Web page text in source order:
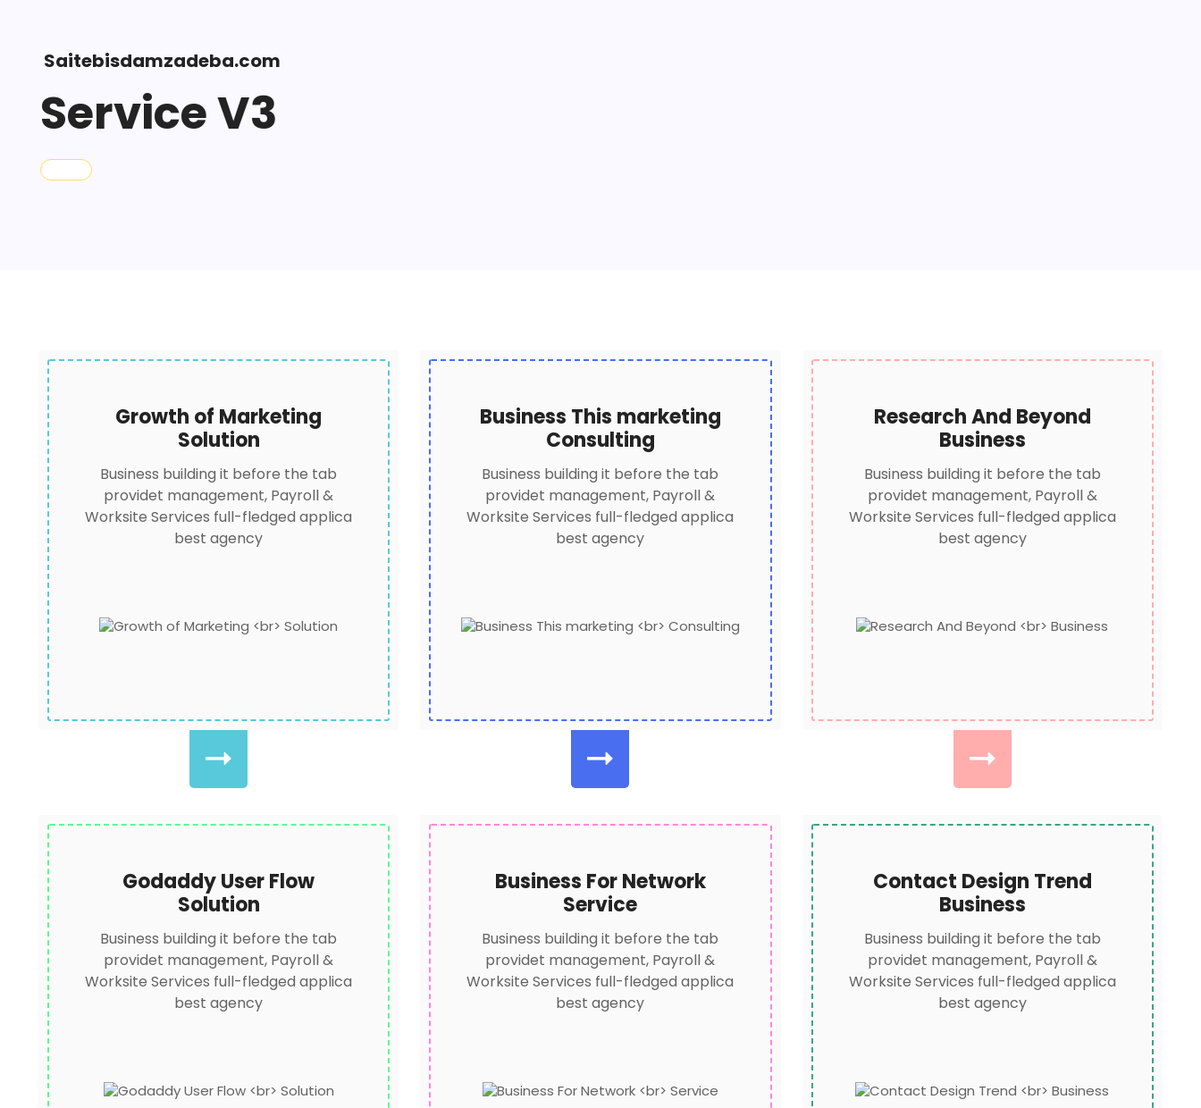
Saitebisdamzadeba.com
Service V3
Growth of Marketing
Solution
Business building it before the tab
providet management, Payroll &
Worksite Services full-fledged applica
best agency
Business This marketing
Consulting
Business building it before the tab
providet management, Payroll &
Worksite Services full-fledged applica
best agency
Research And Beyond
Business
Business building it before the tab
providet management, Payroll &
Worksite Services full-fledged applica
best agency
Godaddy User Flow
Solution
Business building it before the tab
providet management, Payroll &
Worksite Services full-fledged applica
best agency
Business For Network
Service
Business building it before the tab
providet management, Payroll &
Worksite Services full-fledged applica
best agency
Contact Design Trend
Business
Business building it before the tab
providet management, Payroll &
Worksite Services full-fledged applica
best agency